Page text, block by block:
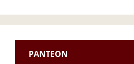
PANTEON